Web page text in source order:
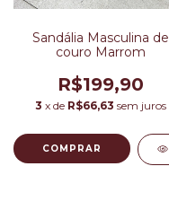
Sandália Masculina de
couro Marrom
R$199,90
3 x de R$66,63 sem juros
COMPRAR